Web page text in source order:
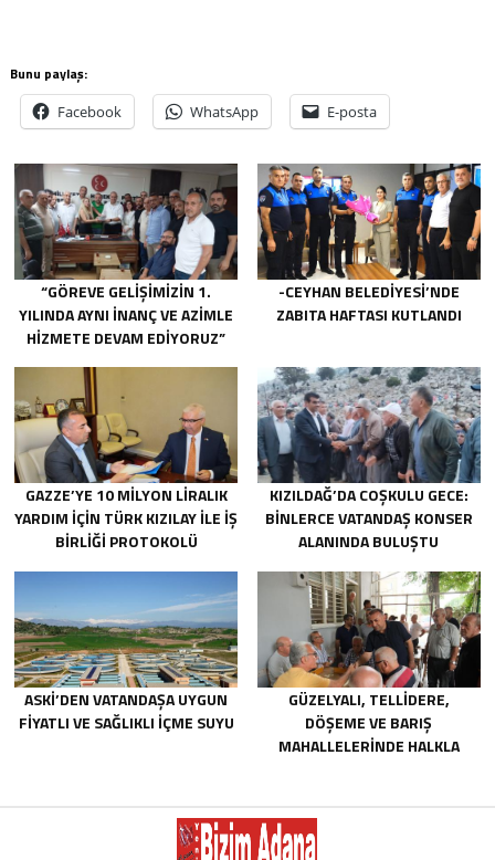
Bunu paylaş:
Facebook WhatsApp E-posta
“GÖREVE GELIŞIMIZIN 1.
YILINDA AYNI INANÇ VE AZIMLE
HIZMETE DEVAM EDIYORUZ”
-CEYHAN BELEDIYESI’NDE
ZABITA HAFTASI KUTLANDI
GAZZE’YE 10 MILYON LIRALIK
YARDIM IÇIN TÜRK KIZILAY ILE IŞ
BIRLIĞI PROTOKOLÜ
KIZILDAĞ’DA COŞKULU GECE:
BINLERCE VATANDAŞ KONSER
ALANINDA BULUŞTU
ASKİ’DEN VATANDAŞA UYGUN
FIYATLI VE SAĞLIKLI IÇME SUYU
GÜZELYALI, TELLIDERE,
DÖŞEME VE BARIŞ
MAHALLELERINDE HALKLA